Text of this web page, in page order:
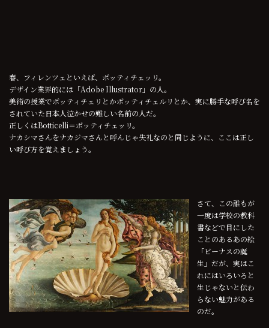
春、フィレンツェといえば、ボッティチェッリ。
デザイン業界的には「Adobe Illustrator」の人。
美術の授業でボッティチェリとかボッティチェルリとか、実に勝手な呼び名を
されていた日本人泣かせの難しい名前の人だ。
正しくはBotticelli＝ボッティチェッリ。
ナカシマさんをナカジマさんと呼んじゃ失礼なのと同じように、ここは正し
い呼び方を覚えましょう。
さて、この誰もが
一度は学校の教科
書などで目にした
ことのあるあの絵
「ビーナスの誕
生」だが、実はこ
れにはいろいろと
生じゃないと伝わ
らない魅力がある
のだ。